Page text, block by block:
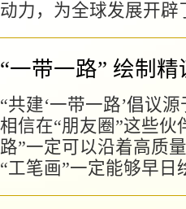
动力，为全球发展开辟
“一带一路” 绘制
“共建‘一带一路’倡议
相信在“朋友圈”这些伙
路”一定可以沿着高质
“工笔画”一定能够早日